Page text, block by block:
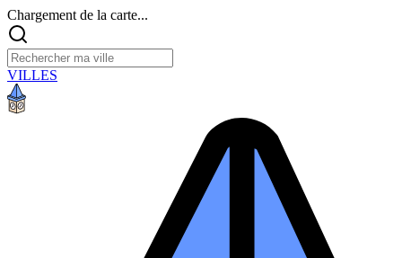
Chargement de la carte...
VILLES